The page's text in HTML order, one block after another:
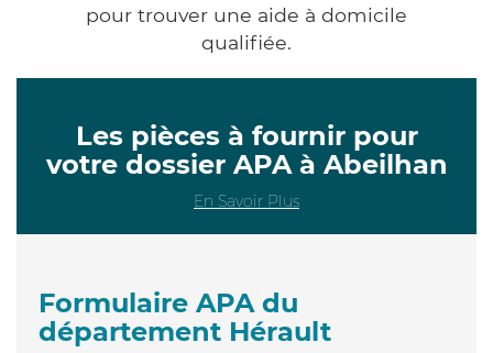
pour trouver une aide à domicile
qualifiée.
Les pièces à fournir pour
votre dossier APA à Abeilhan
En Savoir Plus
Formulaire APA du
département Hérault